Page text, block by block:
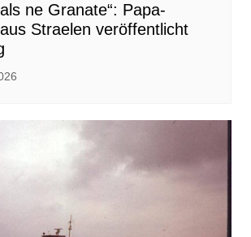
ne Granate“: Papa-
Straelen veröffentlicht